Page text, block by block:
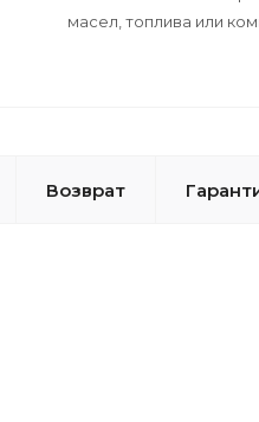
масел, топлива или
Возврат